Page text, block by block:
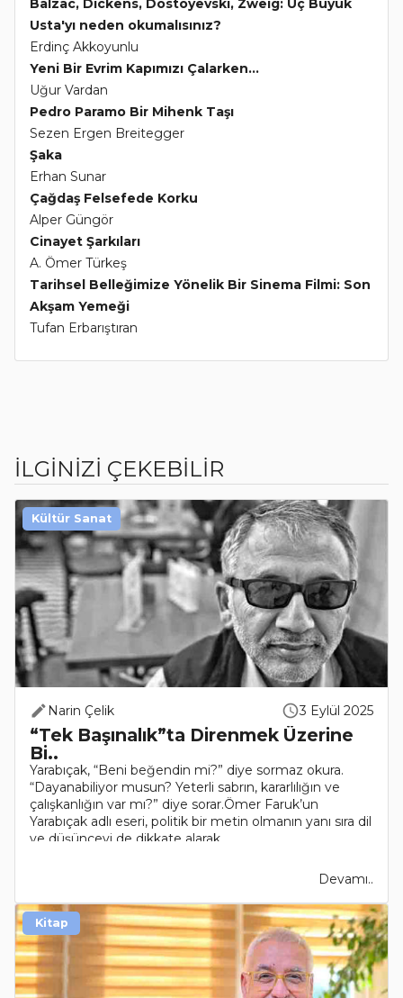
Balzac, Dickens, Dostoyevski, Zweig: Üç Büyük
Usta'yı neden okumalısınız?
Erdinç Akkoyunlu
Yeni Bir Evrim Kapımızı Çalarken...
Uğur Vardan
Pedro Paramo Bir Mihenk Taşı
Sezen Ergen Breitegger
Şaka
Erhan Sunar
Çağdaş Felsefede Korku
Alper Güngör
Cinayet Şarkıları
A. Ömer Türkeş
Tarihsel Belleğimize Yönelik Bir Sinema Filmi: Son
Akşam Yemeği
Tufan Erbarıştıran
İLGİNİZİ ÇEKEBİLİR
Narin Çelik 3 Eylül 2025
“Tek Başınalık”ta Direnmek Üzerine
Bi..
Yarabıçak, “Beni beğendin mi?” diye sormaz okura.
“Dayanabiliyor musun? Yeterli sabrın, kararlılığın ve
çalışkanlığın var mı?” diye sorar.Ömer Faruk’un
Yarabıçak adlı eseri, politik bir metin olmanın yanı sıra dil
ve düşünceyi de dikkate alarak..
Devamı..
Kültür Sanat
Kitap